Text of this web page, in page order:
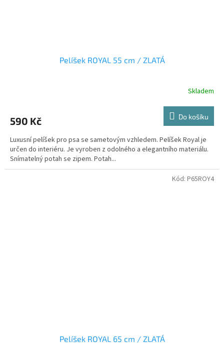
Pelíšek ROYAL 55 cm / ZLATÁ
Skladem
590 Kč Do košíku
Luxusní pelíšek pro psa se sametovým vzhledem. Pelíšek Royal je
určen do interiéru. Je vyroben z odolného a elegantního materiálu.
Snímatelný potah se zipem. Potah...
Pelíšek ROYAL 65 cm / ZLATÁ
Kód: P65ROY4